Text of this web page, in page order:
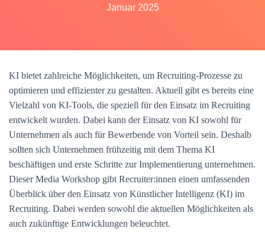
S
A
T
N
Januar 2025
KI bietet zahlreiche Möglichkeiten, um Recruiting-Prozesse zu
optimieren und effizienter zu gestalten. Aktuell gibt es bereits eine
Vielzahl von KI-Tools, die speziell für den Einsatz im Recruiting
entwickelt wurden. Dabei kann der Einsatz von KI sowohl für
Unternehmen als auch für Bewerbende von Vorteil sein. Deshalb
sollten sich Unternehmen frühzeitig mit dem Thema KI
beschäftigen und erste Schritte zur Implementierung unternehmen.
Dieser Media Workshop gibt Recruiter:innen einen umfassenden
Überblick über den Einsatz von Künstlicher Intelligenz (KI) im
Recruiting. Dabei werden sowohl die aktuellen Möglichkeiten als
auch zukünftige Entwicklungen beleuchtet.